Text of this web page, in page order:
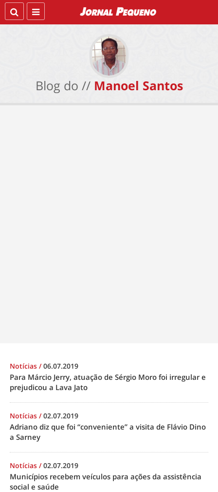
Blog do // Manoel Santos
Notícias /06.07.2019
Para Márcio Jerry, atuação de Sérgio Moro foi irregular e
prejudicou a Lava Jato
Notícias /02.07.2019
Adriano diz que foi “conveniente” a visita de Flávio Dino
a Sarney
Notícias /02.07.2019
Municípios recebem veículos para ações da assistência
social e saúde